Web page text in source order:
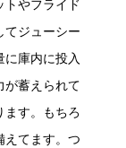
トやフライド
てジューシー
に庫内に投入
が蓄えられて
ます。もちろ
えてます。つ